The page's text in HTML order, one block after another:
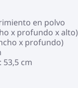
en polvo
x profundo x alto)
x profundo)
cm